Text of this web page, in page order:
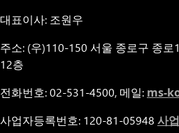
대표이사: 조원우
주소: (우)110-150 서울 종로구 종
12층
전화번호: 02-531-4500, 메일: ms-
사업자등록번호: 120-81-05948 사